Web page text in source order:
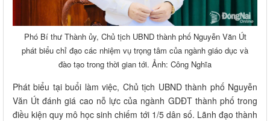
Phó Bí thư Thành ủy, Chủ tịch UBND thành phố Nguyễn Văn Út
phát biểu chỉ đạo các nhiệm vụ trọng tâm của ngành giáo dục và
đào tạo trong thời gian tới. Ảnh: Công Nghĩa
Phát biểu tại buổi làm việc, Chủ tịch UBND thành phố Nguyễn
Văn Út đánh giá cao nỗ lực của ngành GDĐT thành phố trong
điều kiện quy mô học sinh chiếm tới 1/5 dân số. Lãnh đạo thành